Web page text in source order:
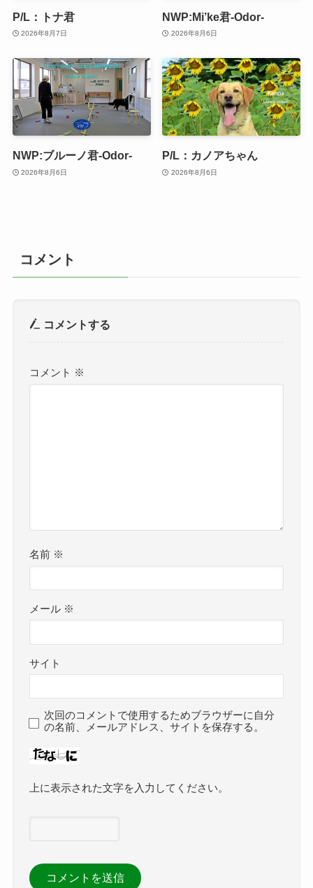
P/L：トナ君
2026年8月7日
NWP:Mi’ke君-Odor-
2026年8月6日
NWP:ブルーノ君-Odor-
2026年8月6日
P/L：カノアちゃん
2026年8月6日
コメント
コメントする
コメント ※
名前 ※
メール ※
サイト
次回のコメントで使用するためブラウザーに自分
の名前、メールアドレス、サイトを保存する。
上に表示された文字を入力してください。